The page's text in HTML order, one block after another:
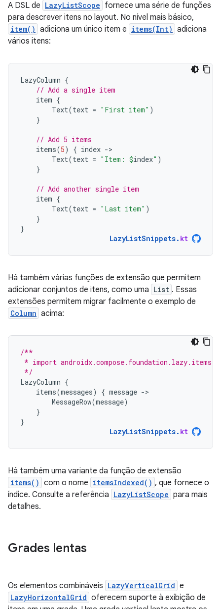
A DSL de LazyListScope fornece uma série de funções
para descrever itens no layout. No nível mais básico,
item() adiciona um único item e items(Int) adiciona
vários itens:
LazyColumn {
// Add a single item
item {
Text(text = "First item" )
}
// Add 5 items
items(5) { index -
Text(text = "Item: $index" )
}
// Add another single item
item {
Text(text = "Last item" )
}
}
LazyListSnippets. kt
Há também várias funções de extensão que permitem
adicionar conjuntos de itens, como uma List . Essas
extensões permitem migrar facilmente o exemplo de
Column acima:
/**
* import androidx.compose.foundation.lazy.items
*/
LazyColumn {
items(messages) { message -
MessageRow(message)
}
}
LazyListSnippets. kt
Há também uma variante da função de extensão
items() com o nome itemsIndexed() , que fornece o
índice. Consulte a referência LazyListScope para mais
detalhes.
Grades lentas
Os elementos combináveis LazyVerticalGrid e
LazyHorizontalGrid oferecem suporte à exibição de